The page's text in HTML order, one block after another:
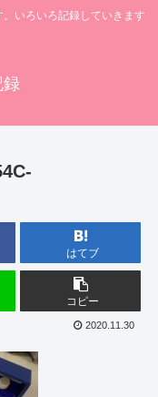
いろいろ記録していきます
録
はてブ
コピー
2020.11.30